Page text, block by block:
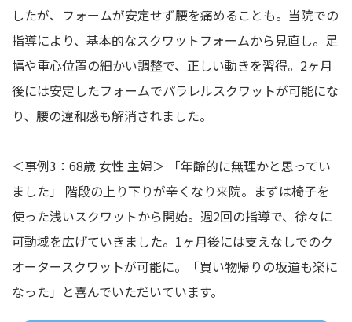
したが、フォームが安定せず腰を痛めることも。当院での
指導により、基本的なスクワットフォームから見直し。足
幅や重心位置の細かい調整で、正しい動きを習得。2ヶ月
後には安定したフォームでパラレルスクワットが可能にな
り、腰の違和感も解消されました。
＜事例3：68歳 女性 主婦＞ 「年齢的に無理かと思ってい
ました」 階段の上り下りが辛くなり来院。まずは椅子を
使った浅いスクワットから開始。週2回の指導で、徐々に
可動域を広げていきました。1ヶ月後には支えなしでのク
オータースクワットが可能に。「買い物帰りの坂道も楽に
なった」と喜んでいただいています。